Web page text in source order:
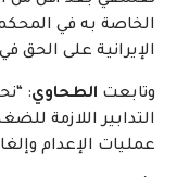
الخاصة به في
الإيرانية على الحق
وتابعت الطحاوي:
التدابير اللازمة
عمليات الإعدام